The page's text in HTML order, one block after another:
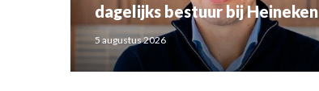
dagelijks bestuur bij Heineken
5 augustus 2026